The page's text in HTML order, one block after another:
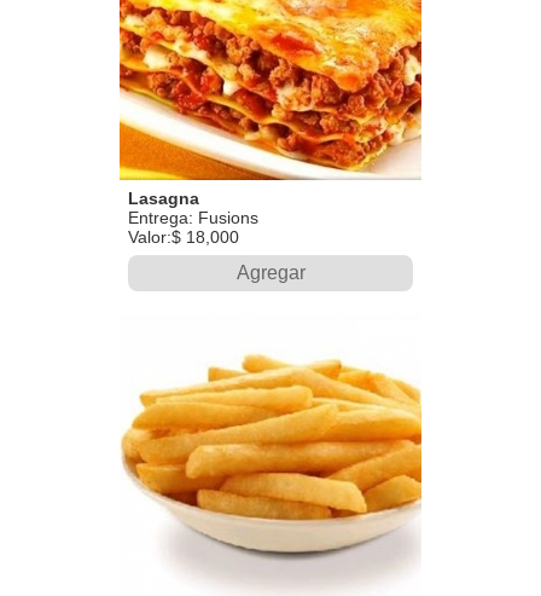
Lasagna
Entrega: Fusions
Valor:$ 18,000
Agregar